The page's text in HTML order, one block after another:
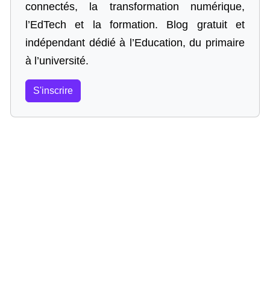
connectés, la transformation numérique,
l’EdTech et la formation. Blog gratuit et
indépendant dédié à l’Education, du primaire
à l’université.
S'inscrire